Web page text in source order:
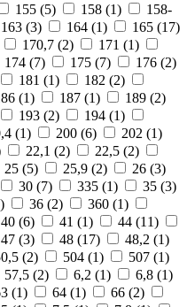
155 (5) 158 (1)
158-
163 (3) 164 (1) 165 (17)
170,7 (2) 171 (1)
174 (7) 175 (7) 176 (2)
181 (1) 182 (2)
(1) 187 (1) 189 (2)
193 (2) 194 (1)
(1) 200 (6) 202 (1)
22,1 (2) 22,5 (2)
25 (5) 25,9 (2) 26 (3)
30 (7) 335 (1) 35 (3)
) 36 (2) 360 (1)
40 (6) 41 (1) 44 (11)
47 (3) 48 (17) 48,2 (1)
(2) 504 (1) 507 (1)
57,5 (2) 6,2 (1) 6,8 (1)
(1) 64 (1) 66 (2)